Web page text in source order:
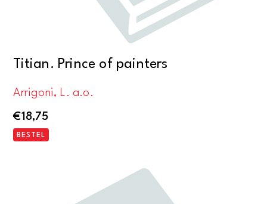
Titian. Prince of painters
Arrigoni, L. a.o.
€18,75
BESTEL